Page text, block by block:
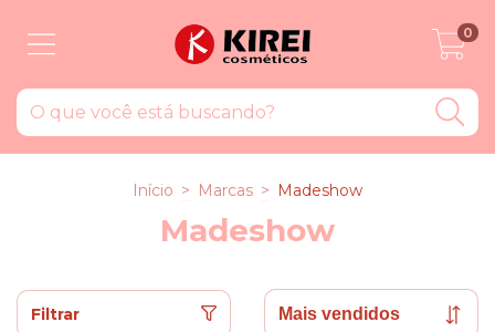
0
Início > Marcas > Madeshow
Madeshow
Filtrar